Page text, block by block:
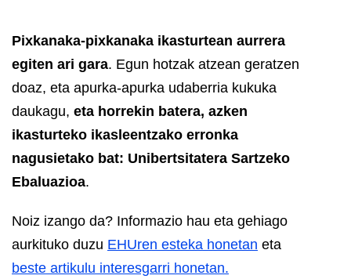
Pixkanaka-pixkanaka ikasturtean aurrera
egiten ari gara. Egun hotzak atzean geratzen
doaz, eta apurka-apurka udaberria kukuka
daukagu, eta horrekin batera, azken
ikasturteko ikasleentzako erronka
nagusietako bat: Unibertsitatera Sartzeko
Ebaluazioa.
Noiz izango da? Informazio hau eta gehiago
aurkituko duzu EHUren esteka honetan eta
beste artikulu interesgarri honetan.